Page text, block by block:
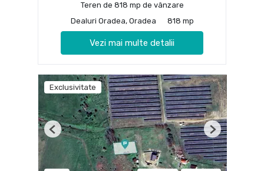
Teren de 818 mp de vânzare
Dealuri Oradea, Oradea
818 mp
Vezi mai multe detalii
Exclusivitate
Previous Next